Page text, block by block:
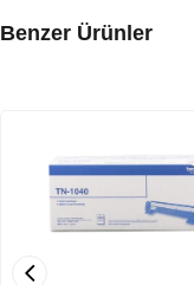
Benzer Ürünler